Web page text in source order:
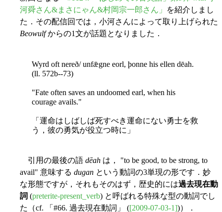
河舜さん&まさにゃん&村岡宗一郎さん」
を紹介しまし
た．その配信回では，小河さんによって取り上げられた
Beowulfからの1文が話題となりました．
Wyrd oft nereð/ unfǣgne eorl, þonne his ellen dēah.
(ll. 572b--73)
"Fate often saves an undoomed earl, when his
courage avails."
「運命はしばしば死すべき運命にない勇士を救
う，彼の勇気が役立つ時に」
引用の最後の語 dēah は， "to be good, to be strong, to
avail" 意味する dugan という動詞の3単現の形です．妙
な形態ですが，それもそのはず，歴史的には過去現在動
詞 (preterite-present_verb) と呼ばれる特殊な型の動詞でし
た（cf. 「#66. 過去現在動詞」 ([2009-07-03-1])）．